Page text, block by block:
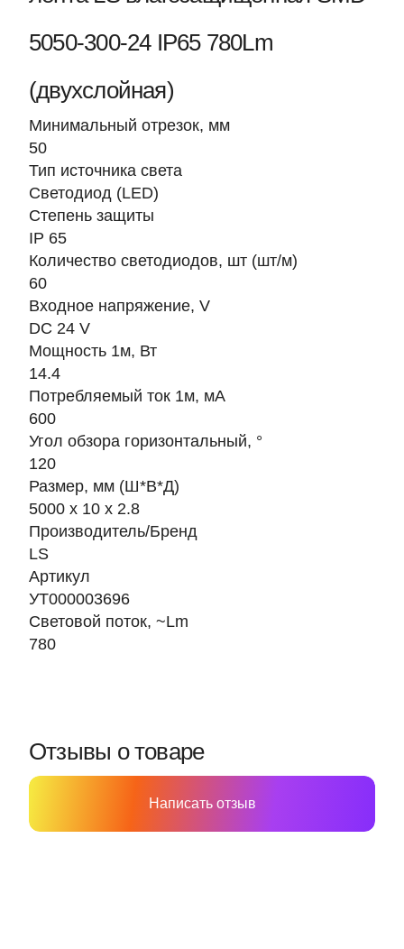
5050-300-24 IP65 780Lm
(двухслойная)
Минимальный отрезок, мм
50
Тип источника света
Светодиод (LED)
Степень защиты
IP 65
Количество светодиодов, шт (шт/м)
60
Входное напряжение, V
DC 24 V
Мощность 1м, Вт
14.4
Потребляемый ток 1м, мА
600
Угол обзора горизонтальный, °
120
Размер, мм (Ш*В*Д)
5000 х 10 х 2.8
Производитель/Бренд
LS
Артикул
УТ000003696
Световой поток, ~Lm
780
Отзывы о товаре
Написать отзыв